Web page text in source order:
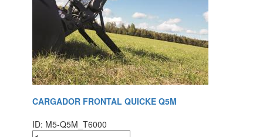
CARGADOR FRONTAL QUICKE Q5M
ID: M5-Q5M_T6000